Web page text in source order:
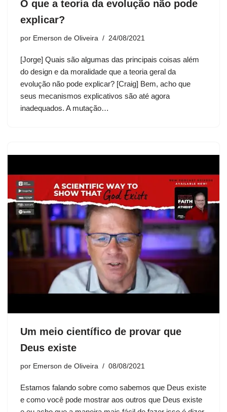
O que a teoria da evolução não pode
explicar?
por Emerson de Oliveira 24/08/2021
[Jorge] Quais são algumas das principais coisas além
do design e da moralidade que a teoria geral da
evolução não pode explicar? [Craig] Bem, acho que
seus mecanismos explicativos são até agora
inadequados. A mutação…
Um meio científico de provar que
Deus existe
por Emerson de Oliveira 08/08/2021
Estamos falando sobre como sabemos que Deus existe
e como você pode mostrar aos outros que Deus existe